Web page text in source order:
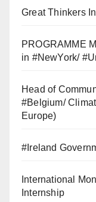
Great Thinkers
PROGRAMME
in #NewYork/
Head of
#Belgium/
Europe)
#Ireland
International
Internship